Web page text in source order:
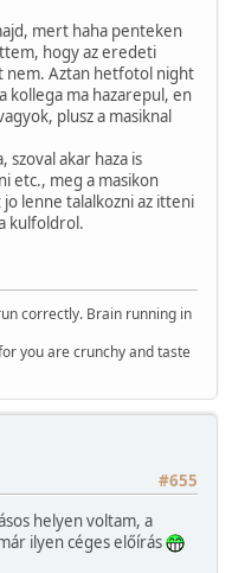
mert haha penteken
hogy az eredeti
nem. Aztan hetfotol night
ma hazarepul, en
plusz a masiknal
szoval akar haza is
etc., meg a masikon
lenne talalkozni az itteni
kulfoldrol.
correctly. Brain running in
you are crunchy and taste
#655
helyen voltam, a
ilyen céges előírás